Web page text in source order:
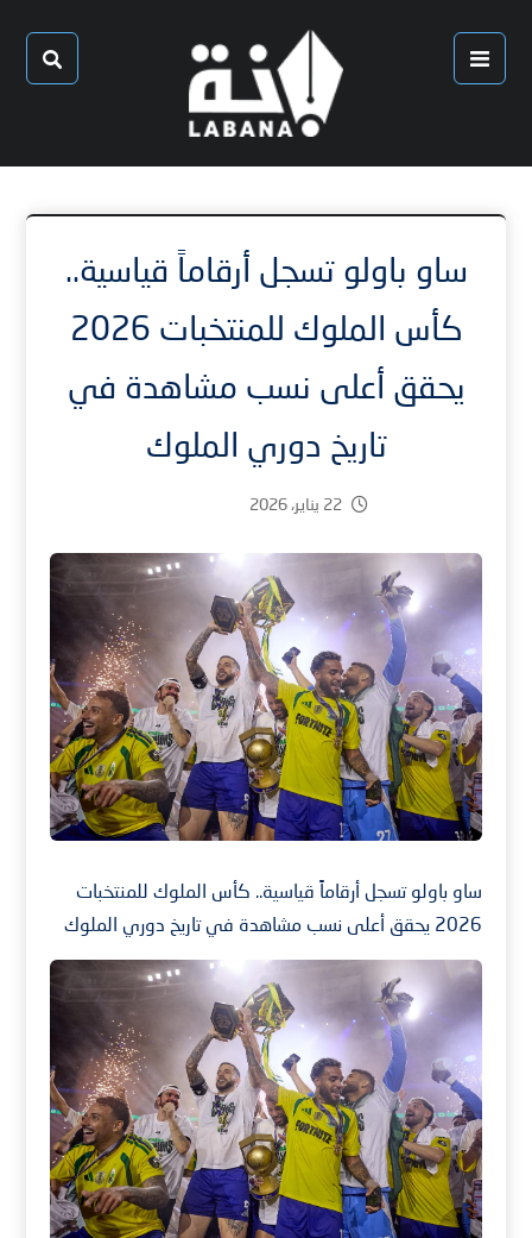
ساو باولو تسجل أرقاماً قياسية..
كأس الملوك للمنتخبات 2026
يحقق أعلى نسب مشاهدة في
تاريخ دوري الملوك
22 يناير، 2026
ساو باولو تسجل أرقاماً قياسية.. كأس الملوك للمنتخبات
2026 يحقق أعلى نسب مشاهدة في تاريخ دوري الملوك